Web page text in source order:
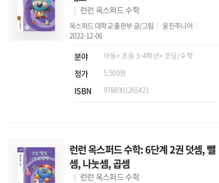
런런 옥스퍼드 수학
옥스퍼드 대학교 출판부 글/그림
웅진주니어
2022-12-06
분야 아동> 초등 3~4학년> 코딩/수학
정가 5,500원
ISBN 9788901265421
런런 옥스퍼드 수학: 6단계 2권 덧셈, 뺄
셈, 나눗셈, 곱셈
런런 옥스퍼드 수학